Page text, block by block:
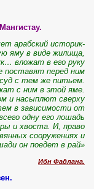
арабский историк-
яму в виде жилища,
вложат в его руку
поставят перед ним
с тем же питьем.
с ним в этой яме.
и насыплют сверху
в зависимости от
одну его лошадь
и хвоста. И, право
сооружениях и
он поедет в рай»
Ибн Фадлана.